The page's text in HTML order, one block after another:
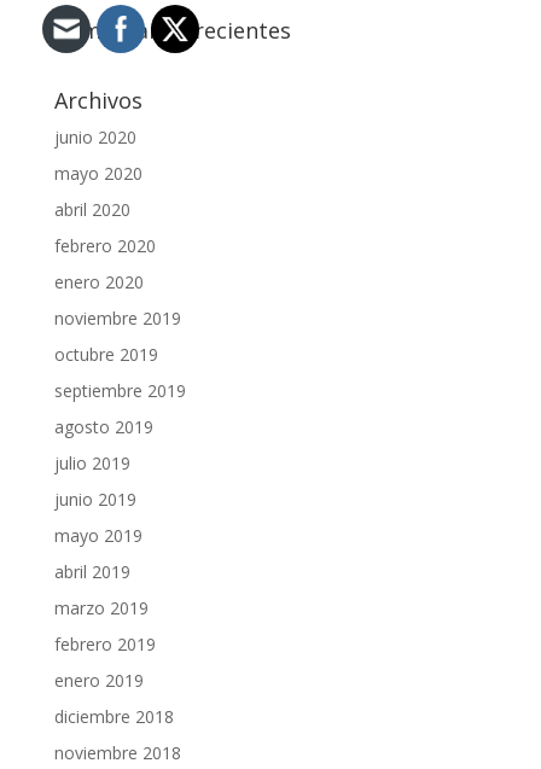
Comentarios recientes
Archivos
junio 2020
mayo 2020
abril 2020
febrero 2020
enero 2020
noviembre 2019
octubre 2019
septiembre 2019
agosto 2019
julio 2019
junio 2019
mayo 2019
abril 2019
marzo 2019
febrero 2019
enero 2019
diciembre 2018
noviembre 2018